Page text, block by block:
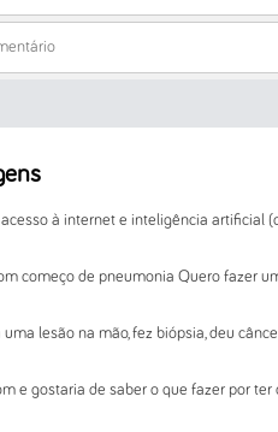
acesso à internet e inteligência artificial
começo de pneumonia Quero fazer
lesão na mão, fez biópsia, deu
e gostaria de saber o que fazer por ter